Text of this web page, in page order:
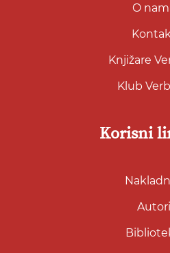
O
Knjižare
Klub
Korisni
Autori